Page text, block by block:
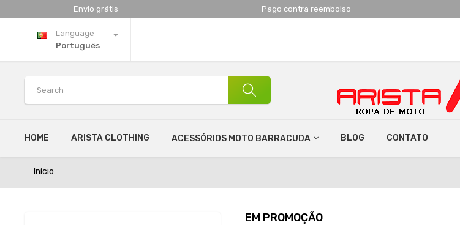
Envio grátis Pago contra reembolso
Language
Português
HOME ARISTA CLOTHING ACESSÓRIOS MOTO BARRACUDA BLOG CONTATO
Início
EM PROMOÇÃO